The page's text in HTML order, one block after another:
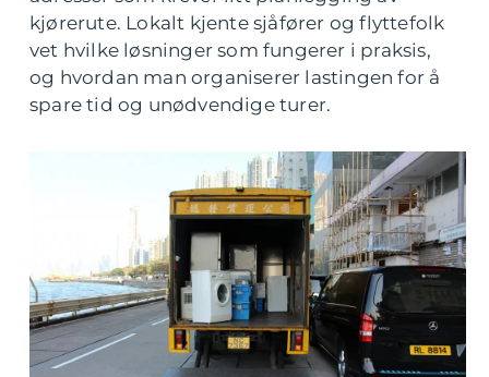
kjørerute. Lokalt kjente sjåfører og flyttefolk
vet hvilke løsninger som fungerer i praksis,
og hvordan man organiserer lastingen for å
spare tid og unødvendige turer.